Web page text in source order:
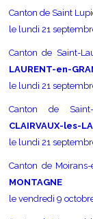
Canton de Saint
le lundi 21
Canton de Saint-
LAURENT-en-
le lundi 21
Canton de
CLAIRVAUX-les-
le lundi 21
Canton de
MONTAGNE
le vendredi 9